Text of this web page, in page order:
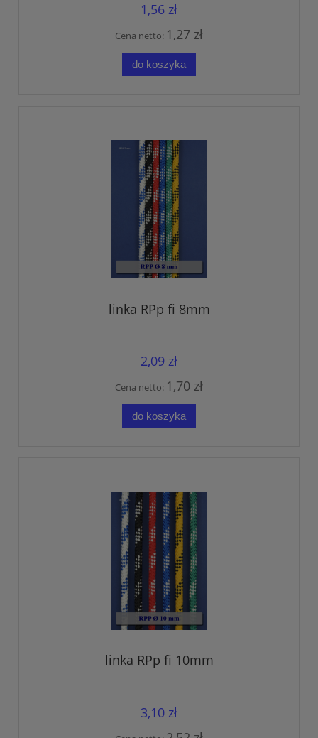
1,56 zł
Cena netto: 1,27 zł
do koszyka
linka RPp fi 8mm
2,09 zł
Cena netto: 1,70 zł
do koszyka
linka RPp fi 10mm
3,10 zł